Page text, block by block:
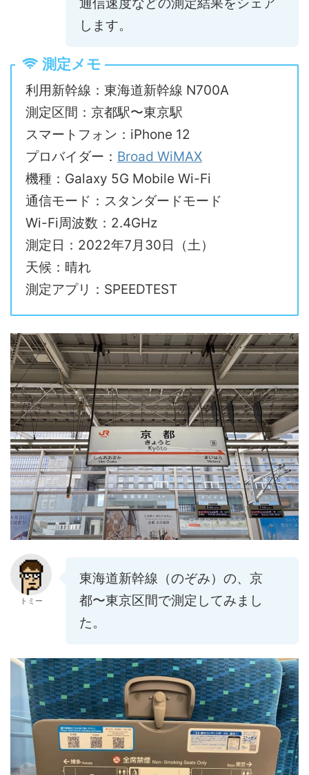
します。
測定メモ
利用新幹線：東海道新幹線 N700A
測定区間：京都駅〜東京駅
スマートフォン：iPhone 12
プロバイダー： Broad WiMAX
機種：Galaxy 5G Mobile Wi-Fi
通信モード：スタンダードモード
Wi-Fi周波数：2.4GHz
測定日：2022年7月30日（土）
天候：晴れ
測定アプリ：SPEEDTEST
トミー
東海道新幹線（のぞみ）の、京
都〜東京区間で測定してみまし
た。